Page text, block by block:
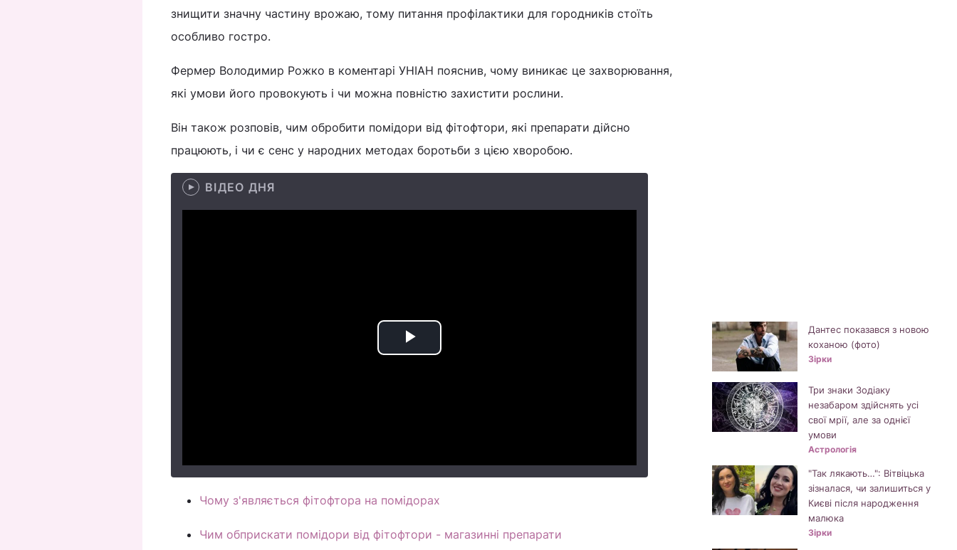
знищити значну частину врожаю, тому питання профілактики для городників стоїть
особливо гостро.
Фермер Володимир Рожко в коментарі УНІАН пояснив, чому виникає це захворювання,
які умови його провокують і чи можна повністю захистити рослини.
Він також розповів, чим обробити помідори від фітофтори, які препарати дійсно
працюють, і чи є сенс у народних методах боротьби з цією хворобою.
ВІДЕО ДНЯ
Play
Чому з'являється фітофтора на помідорах
Чим обприскати помідори від фітофтори - магазинні препарати
Дантес показався з новою
коханою (фото)
Зірки
Три знаки Зодіаку
незабаром здійснять усі
свої мрії, але за однієї
умови
Астрологія
"Так лякають…": Вітвіцька
зізналася, чи залишиться у
Києві після народження
малюка
Зірки